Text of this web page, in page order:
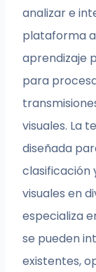
analizar e
plataforma
aprendizaje
para
visuales. La
diseñada
clasificación
visuales en
especializa
se pueden
existentes,